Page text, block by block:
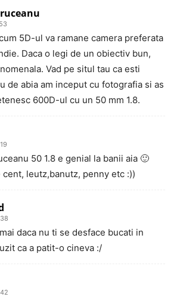
5D-ul va ramane camera preferata
Daca o legi de un obiectiv bun,
Vad pe situl tau ca esti
de abia am inceput cu fotografia si as
600D-ul cu un 50 mm 1.8.
50 1.8 e genial la banii aia 🙂
leutz,banutz, penny etc :))
daca nu ti se desface bucati in
ca a patit-o cineva :/